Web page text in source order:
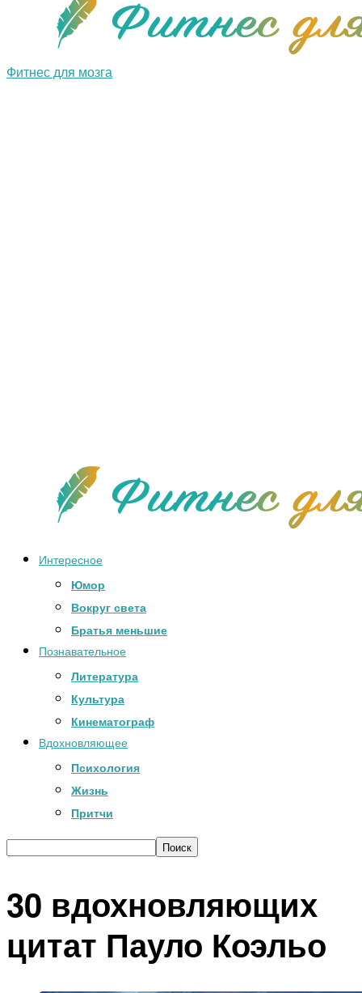
Фитнес для мозга
Интересное
Юмор
Вокруг света
Братья меньшие
Познавательное
Литература
Культура
Кинематограф
Вдохновляющее
Психология
Жизнь
Притчи
30 вдохновляющих
цитат Пауло Коэльо